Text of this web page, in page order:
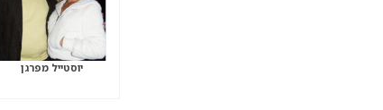
יוסטייל מפרגן